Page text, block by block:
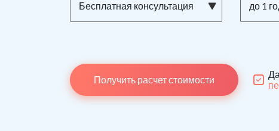
Бесплатная консультация до 1
Получить расчет стоимости